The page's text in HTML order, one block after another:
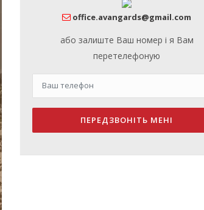
office.avangards@gmail.com
або залиште Ваш номер і я Вам
перетелефоную
ПЕРЕДЗВОНІТЬ МЕНІ